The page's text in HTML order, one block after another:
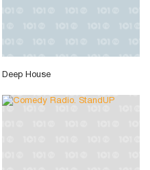
Deep House